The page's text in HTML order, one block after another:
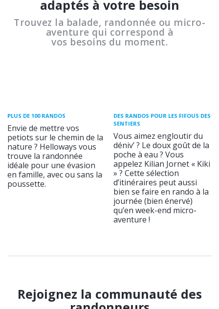
adaptés à votre besoin
Trouvez la balade, randonnée ou micro-
aventure qui correspond à
vos besoins du moment.
PLUS DE 100 RANDOS
Envie de mettre vos
petiots sur le chemin de la
nature ? Helloways vous
trouve la randonnée
idéale pour une évasion
en famille, avec ou sans la
poussette.
DES RANDOS POUR LES FIFOUS DES
SENTIERS
Vous aimez engloutir du
déniv’ ? Le doux goût de la
poche à eau ? Vous
appelez Kilian Jornet « Kiki
» ? Cette sélection
d’itinéraires peut aussi
bien se faire en rando à la
journée (bien énervé)
qu’en week-end micro-
aventure !
Rejoignez la communauté des